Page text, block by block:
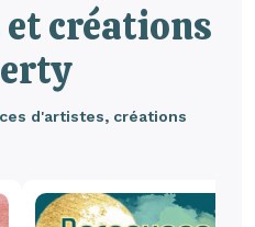
créations
d'artistes, créations